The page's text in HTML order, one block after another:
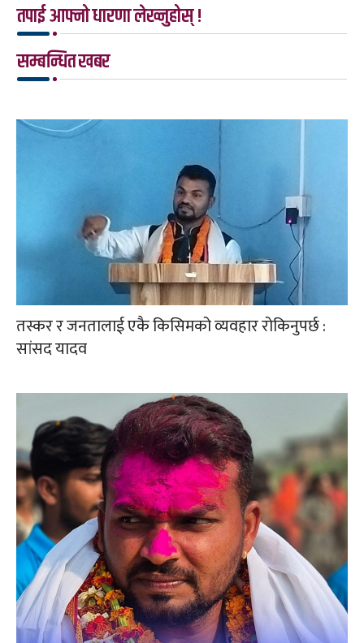
तपाई आफ्नो धारणा लेख्नुहोस् !
सम्बन्धित खबर
तस्कर र जनतालाई एकै किसिमको व्यवहार रोकिनुपर्छ :
सांसद यादव